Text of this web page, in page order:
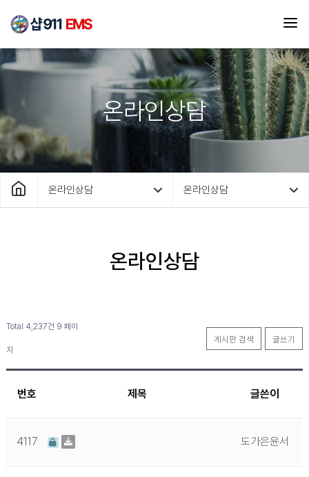
온라인상담
온라인상담 온라인상담
온라인상담
Total 4,237건 9 페이
지
게시판 검색 글쓰기
번호 제목 글쓴이
4117 도가은윤서